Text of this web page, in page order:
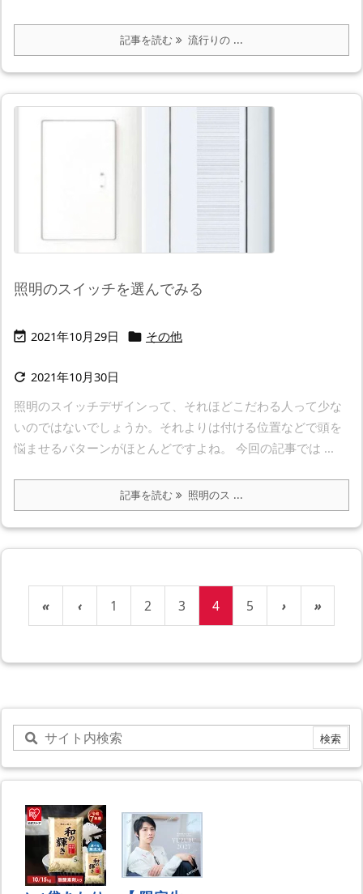
記事を読む 流行りの ...
照明のスイッチを選んでみる
 2021年10月29日  その他
 2021年10月30日
照明のスイッチデザインって、それほどこだわる人って少な
いのではないでしょうか。それよりは付ける位置などで頭を
悩ませるパターンがほとんどですよね。 今回の記事では ...
記事を読む 照明のス ...
« ‹ 1 2 3 4 5 › »